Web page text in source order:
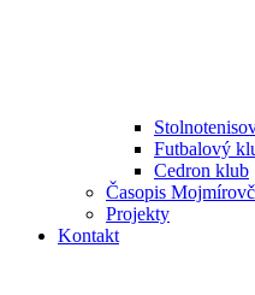
Futbalový
Cedron klub
Časopis
Projekty
Kontakt